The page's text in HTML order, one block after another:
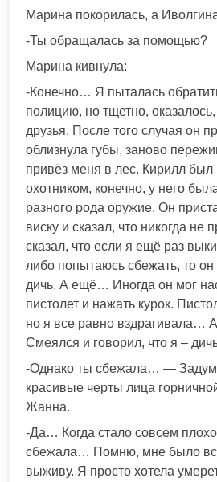
Марина покорилась, а
-Ты обращалась за помощью?
Марина кивнула:
-Конечно… Я пыталась
полицию, но тщетно, оказалось,
друзья. После того случая он
облизнула губы, заново
привёз меня в лес. Кирилл
охотником, конечно, у него
разного рода оружие. Он
виску и сказал, что никогда
сказал, что если я ещё раз
либо попытаюсь сбежать, то
дичь. А ещё… Иногда он мог
пистолет и нажать курок.
но я все равно вздрагивала…
Смеялся и говорил, что я –
-Однако ты сбежала… —
красивые черты лица
Жанна.
-Да… Когда стало совсем
сбежала… Помню, мне было
выживу. Я просто хотела